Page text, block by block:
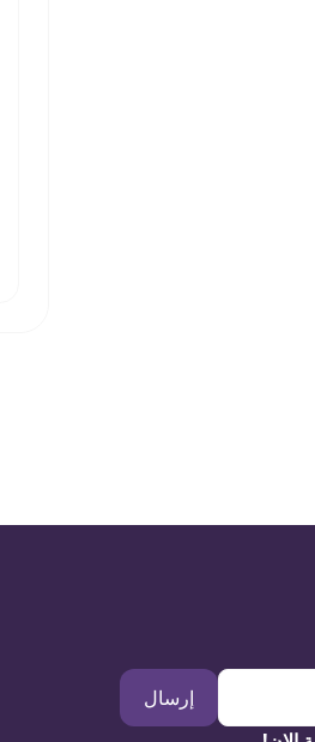
إرسال